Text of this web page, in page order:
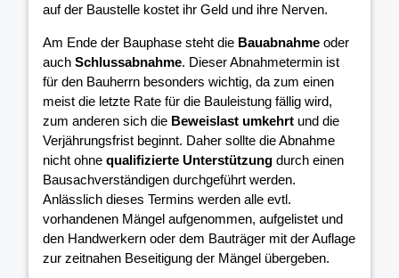
auf der Baustelle kostet ihr Geld und ihre Nerven.
Am Ende der Bauphase steht die Bauabnahme oder
auch Schlussabnahme. Dieser Abnahmetermin ist
für den Bauherrn besonders wichtig, da zum einen
meist die letzte Rate für die Bauleistung fällig wird,
zum anderen sich die Beweislast umkehrt und die
Verjährungsfrist beginnt. Daher sollte die Abnahme
nicht ohne qualifizierte Unterstützung durch einen
Bausachverständigen durchgeführt werden.
Anlässlich dieses Termins werden alle evtl.
vorhandenen Mängel aufgenommen, aufgelistet und
den Handwerkern oder dem Bauträger mit der Auflage
zur zeitnahen Beseitigung der Mängel übergeben.